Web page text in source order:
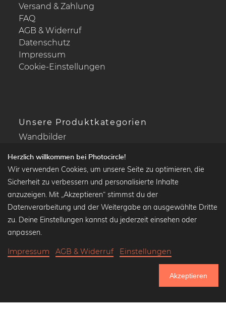
Versand & Zahlung
FAQ
AGB & Widerruf
Datenschutz
Impressum
Cookie-Einstellungen
Unsere Produktkategorien
Wandbilder
Kalender
Beliebte Kollektionen
Wandbilder in schwarz-weiß
Klassiker der Kunstgeschichte
Herzlich willkommen bei Photocircle!
Wir verwenden Cookies, um unsere Seite zu optimieren, die
Sicherheit zu verbessern und personalisierte Inhalte
anzuzeigen. Mit „Akzeptieren“ stimmst du der
Datenverarbeitung und der Weitergabe an ausgewählte Dritte
zu. Deine Einstellungen kannst du jederzeit einsehen oder
anpassen.
Impressum AGB & Widerruf Einstellungen
Akzeptieren